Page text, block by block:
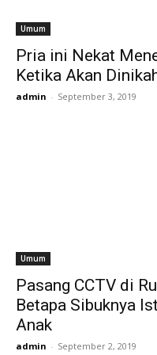
Umum
Pria ini Nekat
Ketika Akan
admin - September 3, 2019
Umum
Pasang CCTV di
Betapa Sibuknya
Anak
admin - September 2, 2019